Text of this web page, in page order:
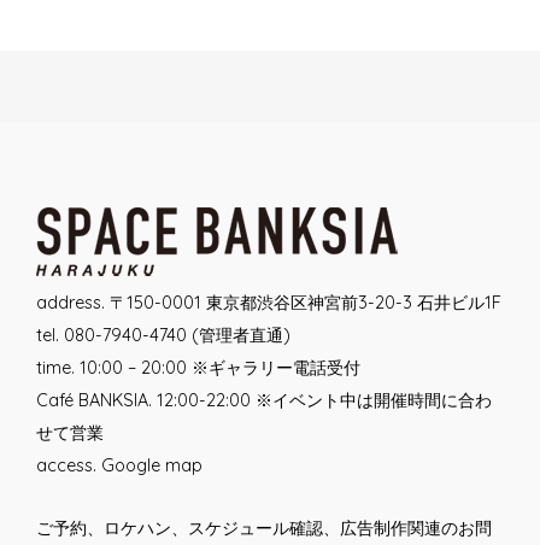
address. 〒150-0001 東京都渋谷区神宮前3-20-3 石井ビル1F
tel. 080-7940-4740 (管理者直通)
time. 10:00 – 20:00 ※ギャラリー電話受付
Café BANKSIA. 12:00-22:00 ※イベント中は開催時間に合わ
せて営業
access. Google map
ご予約、ロケハン、スケジュール確認、広告制作関連のお問